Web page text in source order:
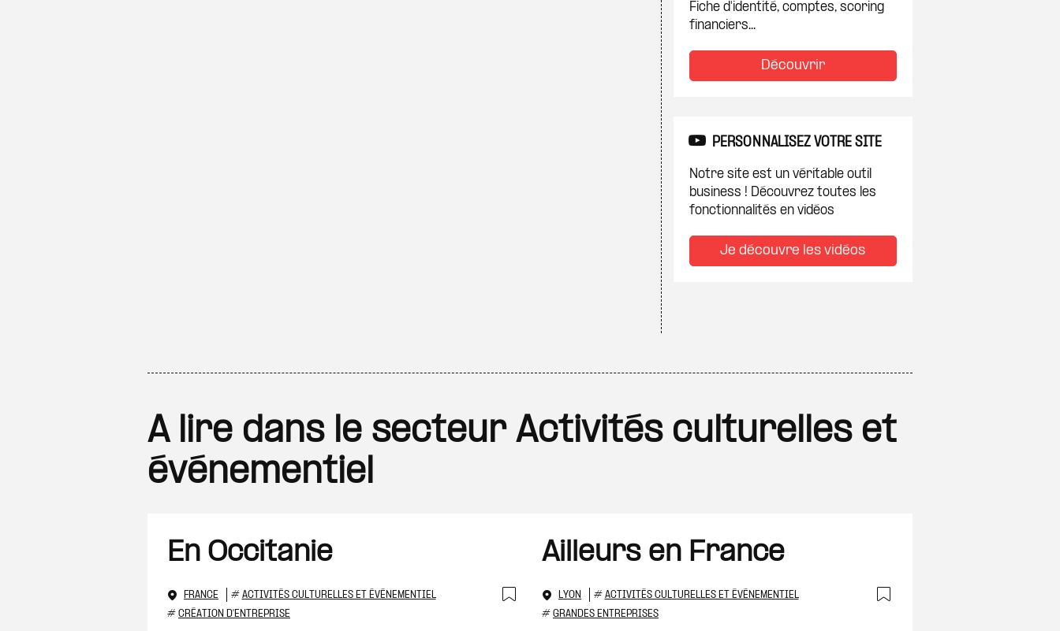
Fiche d'identité, comptes, scoring
financiers...
Découvrir
PERSONNALISEZ VOTRE SITE
Notre site est un véritable outil
business ! Découvrez toutes les
fonctionnalités en vidéos
Je découvre les vidéos
A lire dans le secteur Activités culturelles et
événementiel
En Occitanie
FRANCE # ACTIVITÉS CULTURELLES ET ÉVÉNEMENTIEL
# CRÉATION D'ENTREPRISE Ajouter à ma sélection
Ailleurs en France
LYON # ACTIVITÉS CULTURELLES ET ÉVÉNEMENTIEL
# GRANDES ENTREPRISES